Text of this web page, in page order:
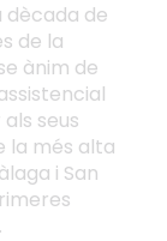
dècada de
de la
ànim de
seus
la més alta
i San